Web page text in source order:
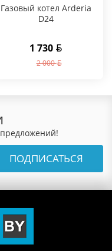
Газовый котел Arderia
D24
1 730
2 000
ПОДПИСАТЬСЯ